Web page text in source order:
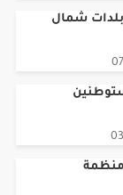
شمال
منظمة